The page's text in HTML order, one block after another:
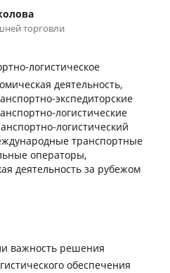
торговли
логистическое
деятельность,
экспедиторские
логистические
логистический
транспортные
операторы,
деятельность за рубежом
важность решения
обеспечения